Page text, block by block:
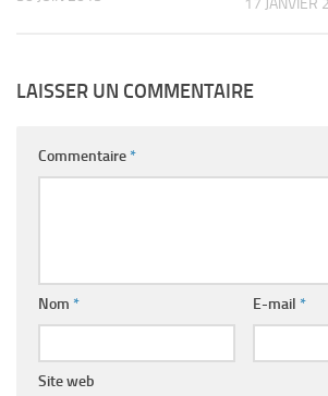
LAISSER UN COMMENTAIRE
Commentaire*
Nom * E-mail *
Site web